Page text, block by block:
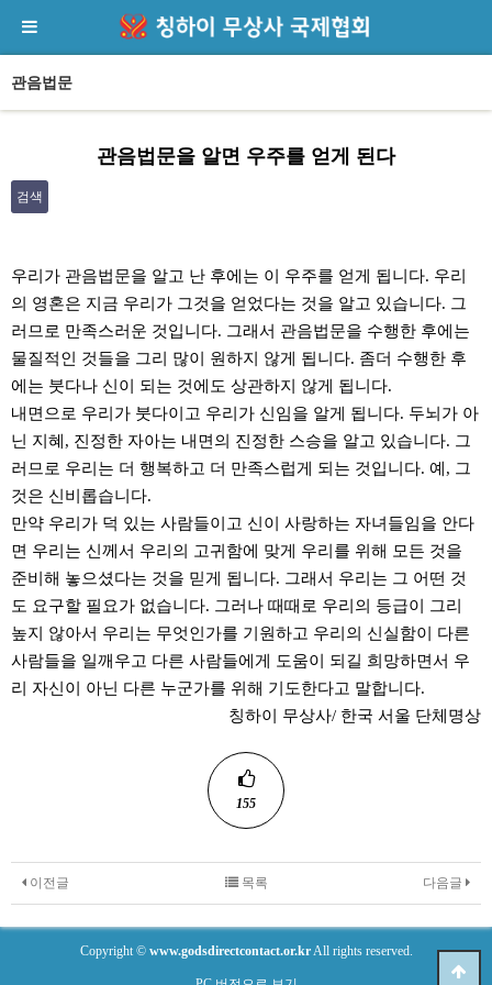
관음법문
관음법문을 알면 우주를 얻게 된다
검색
우리가 관음법문을 알고 난 후에는 이 우주를 얻게 됩니다. 우리
의 영혼은 지금 우리가 그것을 얻었다는 것을 알고 있습니다. 그
러므로 만족스러운 것입니다. 그래서 관음법문을 수행한 후에는
물질적인 것들을 그리 많이 원하지 않게 됩니다. 좀더 수행한 후
에는 붓다나 신이 되는 것에도 상관하지 않게 됩니다.
내면으로 우리가 붓다이고 우리가 신임을 알게 됩니다. 두뇌가 아
닌 지혜, 진정한 자아는 내면의 진정한 스승을 알고 있습니다. 그
러므로 우리는 더 행복하고 더 만족스럽게 되는 것입니다. 예, 그
것은 신비롭습니다.
만약 우리가 덕 있는 사람들이고 신이 사랑하는 자녀들임을 안다
면 우리는 신께서 우리의 고귀함에 맞게 우리를 위해 모든 것을
준비해 놓으셨다는 것을 믿게 됩니다. 그래서 우리는 그 어떤 것
도 요구할 필요가 없습니다. 그러나 때때로 우리의 등급이 그리
높지 않아서 우리는 무엇인가를 기원하고 우리의 신실함이 다른
사람들을 일깨우고 다른 사람들에게 도움이 되길 희망하면서 우
리 자신이 아닌 다른 누군가를 위해 기도한다고 말합니다.
칭하이 무상사/ 한국 서울 단체명상
155
이전글 다음글
목록
Copyright © www.godsdirectcontact.or.krAll rights reserved.